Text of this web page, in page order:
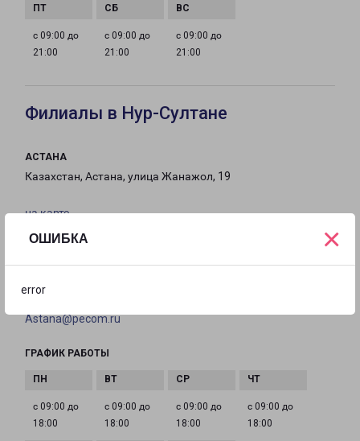
ОШИБКА
error
×
с 09:00 до
21:00
с 09:00 до
21:00
с 09:00 до
21:00
Филиалы в Нур-Султане
АСТАНА
Казахстан, Астана, улица Жанажол, 19
на карте
8(7172) 644-644
Astana@pecom.ru
ГРАФИК РАБОТЫ
с 09:00 до
18:00
с 09:00 до
18:00
с 09:00 до
18:00
с 09:00 до
18:00